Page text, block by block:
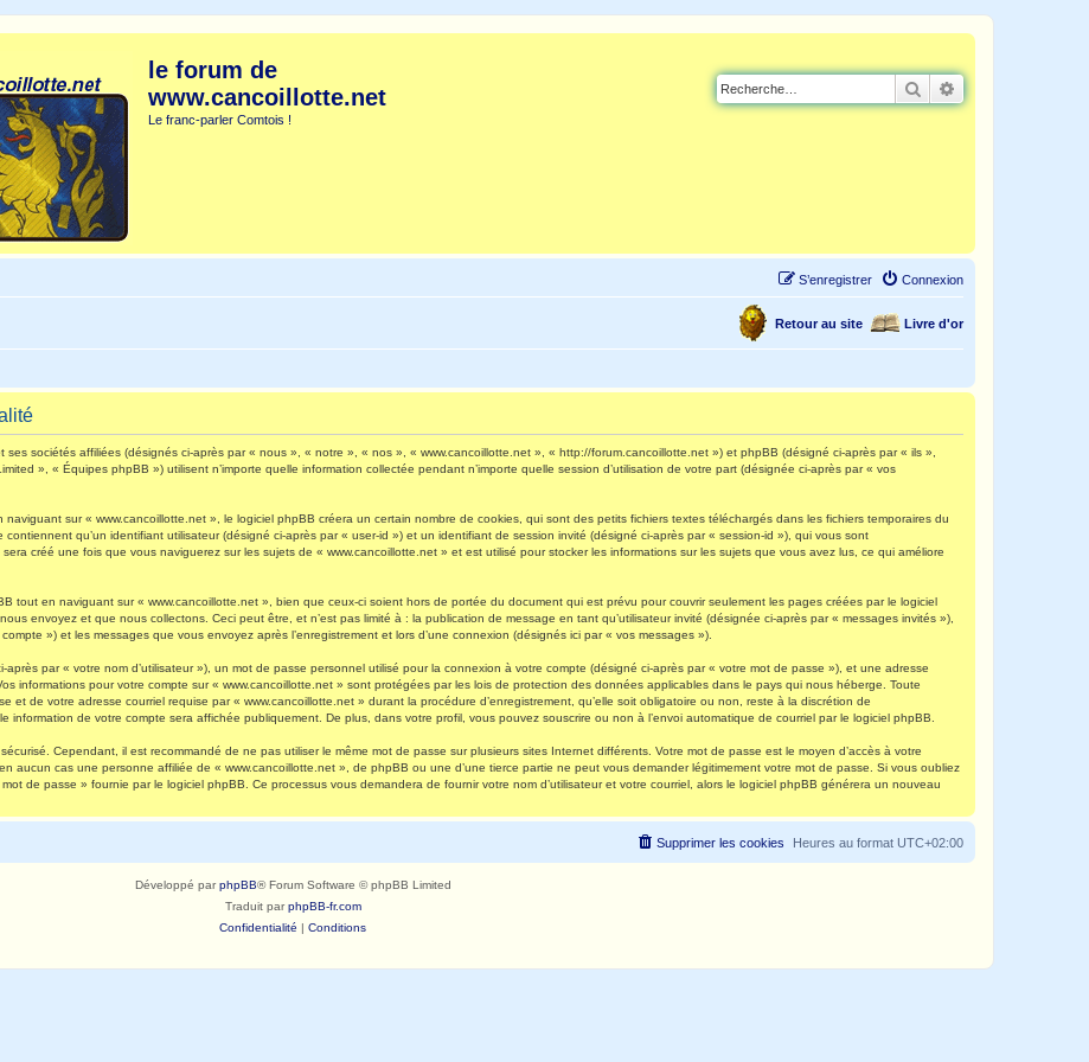
le forum de
www.cancoillotte.net
Le franc-parler Comtois !
Rechercher
Connexion
S’enregistrer
Livre d'or
Retour au site
sociétés affiliées (désignés ci-après par « nous », « notre », « nos », « www.cancoillotte.net », « http://forum.cancoillotte.net ») et phpBB (désigné ci-après par « ils »,
», « Équipes phpBB ») utilisent n’importe quelle information collectée pendant n’importe quelle session d’utilisation de votre part (désignée ci-après par « vos
sur « www.cancoillotte.net », le logiciel phpBB créera un certain nombre de cookies, qui sont des petits fichiers textes téléchargés dans les fichiers temporaires du
qu’un identifiant utilisateur (désigné ci-après par « user-id ») et un identifiant de session invité (désigné ci-après par « session-id »), qui vous sont
créé une fois que vous naviguerez sur les sujets de « www.cancoillotte.net » et est utilisé pour stocker les informations sur les sujets que vous avez lus, ce qui améliore
tout en naviguant sur « www.cancoillotte.net », bien que ceux-ci soient hors de portée du document qui est prévu pour couvrir seulement les pages créées par le logiciel
envoyez et que nous collectons. Ceci peut être, et n’est pas limité à : la publication de message en tant qu’utilisateur invité (désignée ci-après par « messages invités »),
») et les messages que vous envoyez après l’enregistrement et lors d’une connexion (désignés ici par « vos messages »).
par « votre nom d’utilisateur »), un mot de passe personnel utilisé pour la connexion à votre compte (désigné ci-après par « votre mot de passe »), et une adresse
informations pour votre compte sur « www.cancoillotte.net » sont protégées par les lois de protection des données applicables dans le pays qui nous héberge. Toute
et de votre adresse courriel requise par « www.cancoillotte.net » durant la procédure d’enregistrement, qu’elle soit obligatoire ou non, reste à la discrétion de
information de votre compte sera affichée publiquement. De plus, dans votre profil, vous pouvez souscrire ou non à l’envoi automatique de courriel par le logiciel phpBB.
Cependant, il est recommandé de ne pas utiliser le même mot de passe sur plusieurs sites Internet différents. Votre mot de passe est le moyen d’accès à votre
aucun cas une personne affiliée de « www.cancoillotte.net », de phpBB ou une d’une tierce partie ne peut vous demander légitimement votre mot de passe. Si vous oubliez
de passe » fournie par le logiciel phpBB. Ce processus vous demandera de fournir votre nom d’utilisateur et votre courriel, alors le logiciel phpBB générera un nouveau
Heures au format UTC+02:00
Supprimer les cookies
Développé parphpBB® Forum Software © phpBB Limited
Traduit parphpBB-fr.com
Confidentialité | Conditions